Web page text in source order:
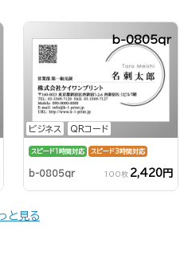
ビジネス QRコード
b-0805qr
スピード1時間対応 スピード3時間対応
b-0805qr 100枚 2,420円
と見る